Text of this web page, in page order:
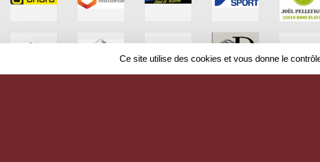
Ce site utilise des cookies et vous donne le